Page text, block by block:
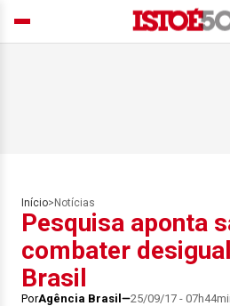
Início> Notícias
Pesquisa aponta
combater
Brasil
PorAgência Brasil 25/09/17 -